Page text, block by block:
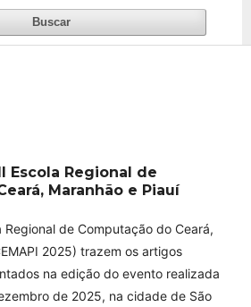
Buscar
Escola Regional de
Maranhão e Piauí
Regional de Computação do Ceará,
2025) trazem os artigos
na edição do evento realizada
de 2025, na cidade de São